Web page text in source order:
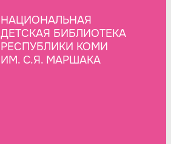
НАЦИОНАЛЬНАЯ
ДЕТСКАЯ БИБЛИОТЕКА
РЕСПУБЛИКИ КОМИ
ИМ. С.Я. МАРШАКА